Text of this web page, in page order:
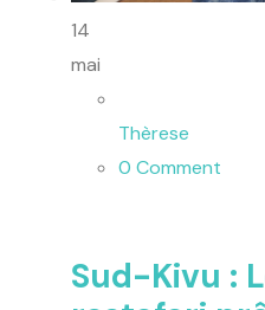
14
mai
Thèrese
0 Comment
Sud-Kivu :